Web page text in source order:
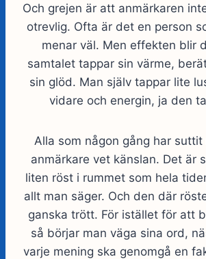
Och grejen är att anmärkaren
otrevlig. Ofta är det en person
menar väl. Men effekten blir
samtalet tappar sin värme,
sin glöd. Man själv tappar lite
vidare och energin, ja den
Alla som någon gång har
anmärkare vet känslan. Det är
liten röst i rummet som hela
allt man säger. Och den där
ganska trött. För istället för att
så börjar man väga sina ord,
varje mening ska genomgå en